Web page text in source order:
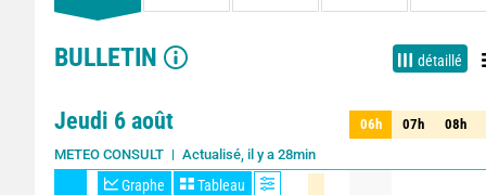
BULLETIN détaillé
Jeudi 6 août
METEO CONSULT Actualisé, il y a 28min
Graphe Tableau
06h 07h 08h
06h 07h 08h